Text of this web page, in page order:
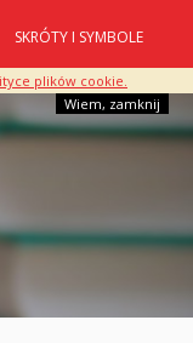
plików cookie.
Wiem, zamknij
SKRÓTY I SYMBOLE